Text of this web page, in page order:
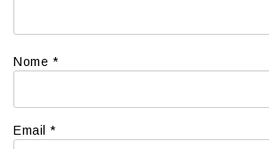
Nome *
Email *